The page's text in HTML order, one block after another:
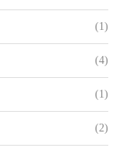
(1)
(4)
(1)
(2)